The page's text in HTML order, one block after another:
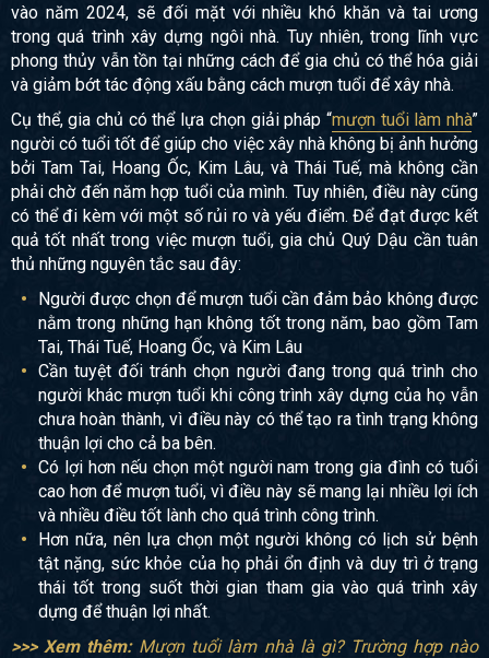
vào năm 2024, sẽ đối mặt với nhiều khó khăn và tai ương
trong quá trình xây dựng ngôi nhà. Tuy nhiên, trong lĩnh vực
phong thủy vẫn tồn tại những cách để gia chủ có thể hóa giải
và giảm bớt tác động xấu bằng cách mượn tuổi để xây nhà.
Cụ thể, gia chủ có thể lựa chọn giải pháp “mượn tuổi làm nhà”
người có tuổi tốt để giúp cho việc xây nhà không bị ảnh hưởng
bởi Tam Tai, Hoang Ốc, Kim Lâu, và Thái Tuế, mà không cần
phải chờ đến năm hợp tuổi của mình. Tuy nhiên, điều này cũng
có thể đi kèm với một số rủi ro và yếu điểm. Để đạt được kết
quả tốt nhất trong việc mượn tuổi, gia chủ Quý Dậu cần tuân
thủ những nguyên tắc sau đây:
Người được chọn để mượn tuổi cần đảm bảo không được
nằm trong những hạn không tốt trong năm, bao gồm Tam
Tai, Thái Tuế, Hoang Ốc, và Kim Lâu
Cần tuyệt đối tránh chọn người đang trong quá trình cho
người khác mượn tuổi khi công trình xây dựng của họ vẫn
chưa hoàn thành, vì điều này có thể tạo ra tình trạng không
thuận lợi cho cả ba bên.
Có lợi hơn nếu chọn một người nam trong gia đình có tuổi
cao hơn để mượn tuổi, vì điều này sẽ mang lại nhiều lợi ích
và nhiều điều tốt lành cho quá trình công trình.
Hơn nữa, nên lựa chọn một người không có lịch sử bệnh
tật nặng, sức khỏe của họ phải ổn định và duy trì ở trạng
thái tốt trong suốt thời gian tham gia vào quá trình xây
dựng để thuận lợi nhất.
>>> Xem thêm: Mượn tuổi làm nhà là gì? Trường hợp nào